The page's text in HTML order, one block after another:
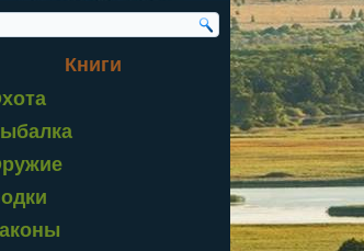
Книги